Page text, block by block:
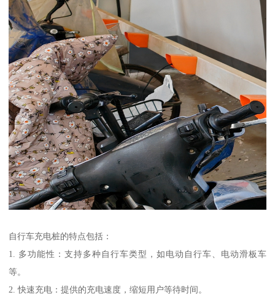
自行车充电桩的特点包括：
1. 多功能性：支持多种自行车类型，如电动自行车、电动滑板车
等。
2. 快速充电：提供的充电速度，缩短用户等待时间。